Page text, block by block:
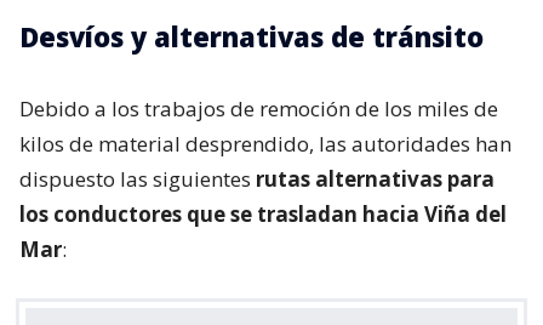
Desvíos y alternativas de tránsito
Debido a los trabajos de remoción de los miles de
kilos de material desprendido, las autoridades han
dispuesto las siguientes rutas alternativas para
los conductores que se trasladan hacia Viña del
Mar: